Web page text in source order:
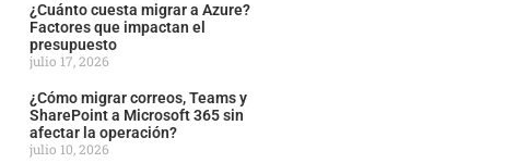
¿Cuánto cuesta migrar a Azure?
Factores que impactan el
presupuesto
julio 17, 2026
¿Cómo migrar correos, Teams y
SharePoint a Microsoft 365 sin
afectar la operación?
julio 10, 2026